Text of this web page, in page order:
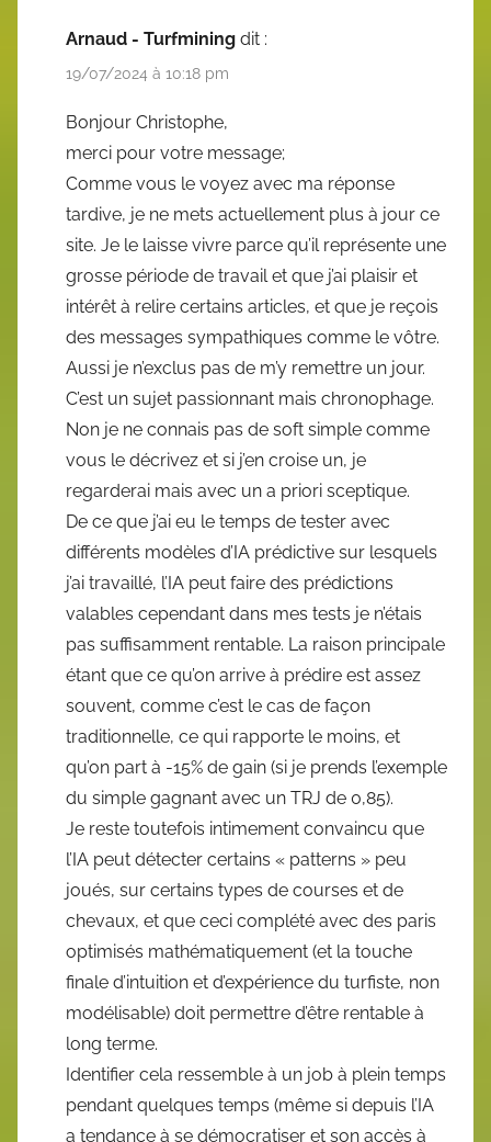
Arnaud - Turfmining dit :
19/07/2024 à 10:18 pm
Bonjour Christophe,
merci pour votre message;
Comme vous le voyez avec ma réponse
tardive, je ne mets actuellement plus à jour ce
site. Je le laisse vivre parce qu’il représente une
grosse période de travail et que j’ai plaisir et
intérêt à relire certains articles, et que je reçois
des messages sympathiques comme le vôtre.
Aussi je n’exclus pas de m’y remettre un jour.
C’est un sujet passionnant mais chronophage.
Non je ne connais pas de soft simple comme
vous le décrivez et si j’en croise un, je
regarderai mais avec un a priori sceptique.
De ce que j’ai eu le temps de tester avec
différents modèles d’IA prédictive sur lesquels
j’ai travaillé, l’IA peut faire des prédictions
valables cependant dans mes tests je n’étais
pas suffisamment rentable. La raison principale
étant que ce qu’on arrive à prédire est assez
souvent, comme c’est le cas de façon
traditionnelle, ce qui rapporte le moins, et
qu’on part à -15% de gain (si je prends l’exemple
du simple gagnant avec un TRJ de 0,85).
Je reste toutefois intimement convaincu que
l’IA peut détecter certains « patterns » peu
joués, sur certains types de courses et de
chevaux, et que ceci complété avec des paris
optimisés mathématiquement (et la touche
finale d’intuition et d’expérience du turfiste, non
modélisable) doit permettre d’être rentable à
long terme.
Identifier cela ressemble à un job à plein temps
pendant quelques temps (même si depuis l’IA
a tendance à se démocratiser et son accès à